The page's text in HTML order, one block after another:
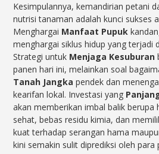
Kesimpulannya, kemandirian petani
nutrisi tanaman adalah kunci sukses
Menghargai Manfaat Pupuk
menghargai siklus hidup yang terjadi
Strategi untuk Menjaga Kesuburan
panen hari ini, melainkan soal
Tanah Jangka pendek dan
kearifan lokal. Investasi yang
akan memberikan imbal balik berupa
sehat, bebas residu kimia, dan
kuat terhadap serangan hama
kini semakin sulit diprediksi oleh para